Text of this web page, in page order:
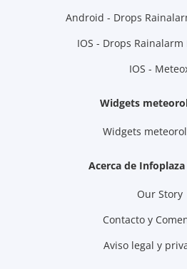
Android - Drops
IOS - Drops
IOS -
Widgets
Widgets
Acerca de
Our Story
Contacto y
Aviso legal y